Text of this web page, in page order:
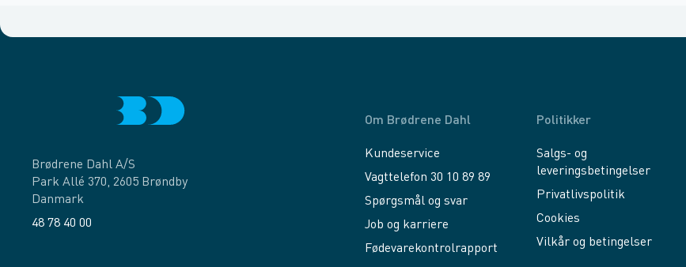
Brødrene Dahl A/S
Park Allé 370, 2605 Brøndby
Danmark
48 78 40 00
Om Brødrene Dahl
Kundeservice
Vagttelefon 30 10 89 89
Spørgsmål og svar
Job og karriere
Fødevarekontrolrapport
Politikker
Salgs- og
leveringsbetingelser
Privatlivspolitik
Cookies
Vilkår og betingelser